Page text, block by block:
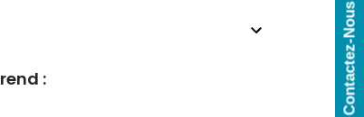
: Contactez-Nous